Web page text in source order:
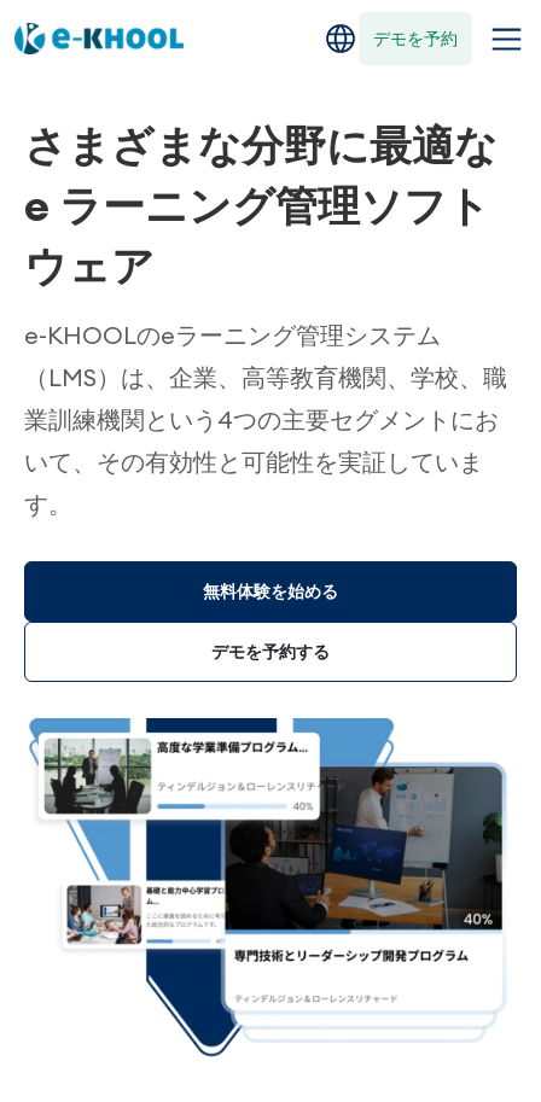
デモを予約
さまざまな分野に最適な
e ラーニング管理ソフト
ウェア
e-KHOOLのeラーニング管理システム
（LMS）は、企業、高等教育機関、学校、職
業訓練機関という4つの主要セグメントにお
いて、その有効性と可能性を実証していま
す。
無料体験を始める
デモを予約する